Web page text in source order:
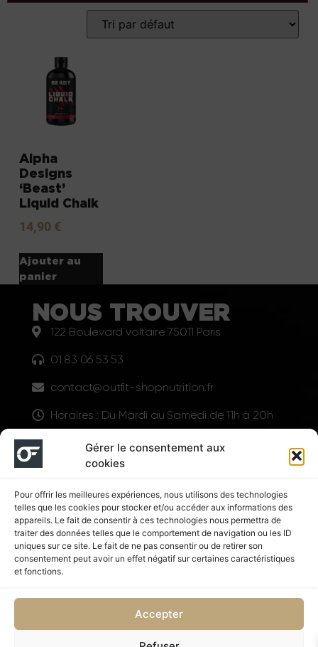
Gérer le consentement aux
cookies
Pour offrir les meilleures expériences, nous utilisons des technologies
telles que les cookies pour stocker et/ou accéder aux informations des
appareils. Le fait de consentir à ces technologies nous permettra de
traiter des données telles que le comportement de navigation ou les ID
uniques sur ce site. Le fait de ne pas consentir ou de retirer son
consentement peut avoir un effet négatif sur certaines caractéristiques
et fonctions.
Accepter
Alpha
Designs
‘Beast’
Liquid Chalk
14,90 €
Ajouter au
panier
NOUS TROUVER
122 Boulevard voltaire 75011 Paris
01 83 06 53 53
contact@outfit-shopnutrition.fr
Horaires : Du Mardi au Samedi de 11h à 20h
LIENS UTILES